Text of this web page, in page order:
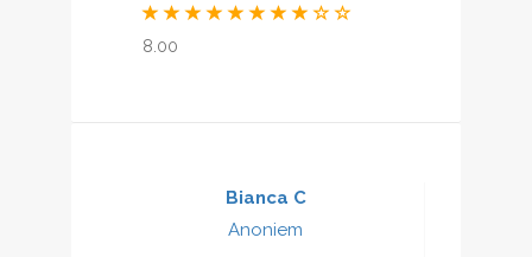
8.00
Bianca C
Anoniem